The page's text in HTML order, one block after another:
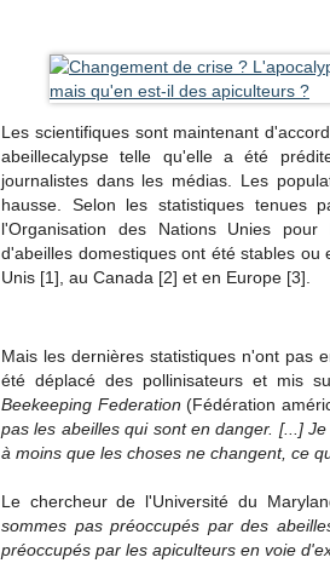
Les scientifiques sont maintenant
abeillecalypse telle qu'elle a été
journalistes dans les médias. Les
hausse. Selon les statistiques tenues
l'Organisation des Nations Unies
d'abeilles domestiques ont été stables
Unis [1], au Canada [2] et en Europe [3].
Mais les dernières statistiques n'ont pas
été déplacé des pollinisateurs et mis
Beekeeping Federation(Fédération
pas les abeilles qui sont en danger. [...]
à moins que les choses ne changent, ce
Le chercheur de l'Université du
sommes pas préoccupés par des
préoccupés par les apiculteurs en voie